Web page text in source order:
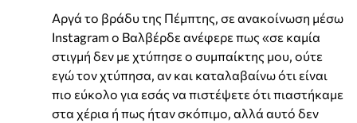
Αργά το βράδυ της Πέμπτης, σε ανακοίνωση μέσω
Instagram ο Βαλβέρδε ανέφερε πως «σε καμία
στιγμή δεν με χτύπησε ο συμπαίκτης μου, ούτε
εγώ τον χτύπησα, αν και καταλαβαίνω ότι είναι
πιο εύκολο για εσάς να πιστέψετε ότι πιαστήκαμε
στα χέρια ή πως ήταν σκόπιμο, αλλά αυτό δεν